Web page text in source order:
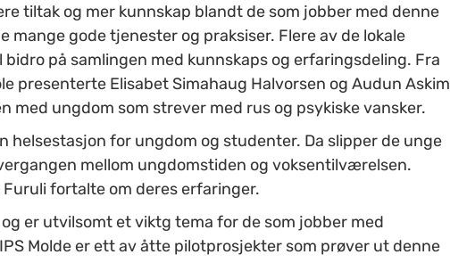
tiltak og mer kunnskap blandt de som jobber med denne
mange gode tjenester og praksiser. Flere av de lokale
bidro på samlingen med kunnskaps og erfaringsdeling. Fra
presenterte Elisabet Simahaug Halvorsen og Audun Askim
med ungdom som strever med rus og psykiske vansker.
helsestasjon for ungdom og studenter. Da slipper de unge
mellom ungdomstiden og voksentilværelsen.
Furuli fortalte om deres erfaringer.
er utvilsomt et viktg tema for de som jobber med
Molde er ett av åtte pilotprosjekter som prøver ut denne